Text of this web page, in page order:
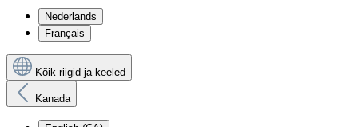
Nederlands
Français
Kõik riigid ja keeled
Kanada